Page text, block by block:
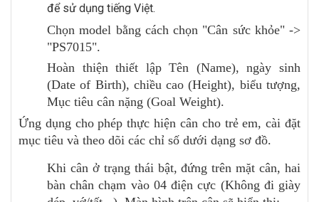
để sử dụng tiếng Việt.
Chọn model bằng cách chọn "Cân sức khỏe" ->
"PS7015".
Hoàn thiện thiết lập Tên (Name), ngày sinh
(Date of Birth), chiều cao (Height), biểu tượng,
Mục tiêu cân nặng (Goal Weight).
Ứng dụng cho phép thực hiện cân cho trẻ em, cài đặt
mục tiêu và theo dõi các chỉ số dưới dạng sơ đồ.
Khi cân ở trạng thái bật, đứng trên mặt cân, hai
bàn chân chạm vào 04 điện cực (Không đi giày